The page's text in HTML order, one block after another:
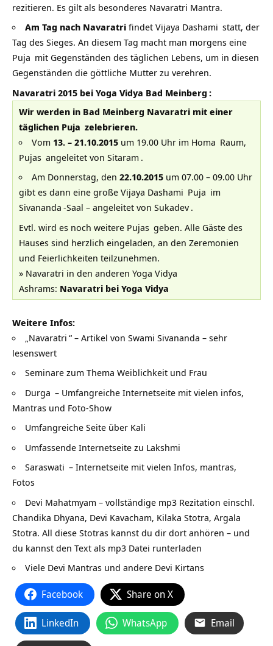
rezitieren. Es gilt als besonderes Navaratri Mantra.
Am Tag nach Navaratri findet Vijaya Dashami statt, der
Tag des Sieges. An diesem Tag macht man morgens eine
Puja mit Gegenständen des täglichen Lebens, um in diesen
Gegenständen die göttliche Mutter zu verehren.
Navaratri 2015 bei Yoga Vidya Bad Meinberg :
Wir werden in Bad Meinberg Navaratri mit einer
täglichen Puja zelebrieren.
Vom 13. – 21.10.2015 um 19.00 Uhr im Homa Raum,
Pujas angeleitet von Sitaram .
Am Donnerstag, den 22.10.2015 um 07.00 – 09.00 Uhr
gibt es dann eine große Vijaya Dashami Puja im
Sivananda -Saal – angeleitet von Sukadev .
Evtl. wird es noch weitere Pujas geben. Alle Gäste des
Hauses sind herzlich eingeladen, an den Zeremonien
und Feierlichkeiten teilzunehmen.
» Navaratri in den anderen Yoga Vidya
Ashrams: Navaratri bei Yoga Vidya
Weitere Infos:
Navaratri “ – Artikel von Swami Sivananda – sehr
lesenswert
Seminare zum Thema Weiblichkeit und Frau
Durga – Umfangreiche Internetseite mit vielen infos,
Mantras und Foto-Show
Umfangreiche Seite über Kali
Umfassende Internetseite zu Lakshmi
Saraswati – Internetseite mit vielen Infos, mantras,
Fotos
Devi Mahatmyam – vollständige mp3 Rezitation einschl.
Chandika Dhyana, Devi Kavacham, Kilaka Stotra, Argala
Stotra. All diese Stotras kannst du dir dort anhören – und
du kannst den Text als mp3 Datei runterladen
Viele Devi Mantras und andere Devi Kirtans
Facebook Share on X
LinkedIn WhatsApp Email